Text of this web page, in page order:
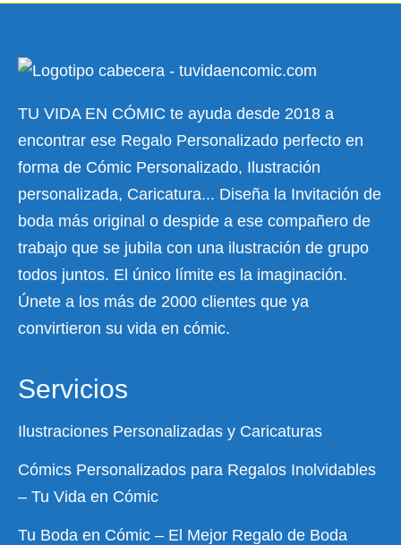
TU VIDA EN CÓMIC te ayuda desde 2018 a
encontrar ese Regalo Personalizado perfecto en
forma de Cómic Personalizado, Ilustración
personalizada, Caricatura... Diseña la Invitación de
boda más original o despide a ese compañero de
trabajo que se jubila con una ilustración de grupo
todos juntos. El único límite es la imaginación.
Únete a los más de 2000 clientes que ya
convirtieron su vida en cómic.
Servicios
Ilustraciones Personalizadas y Caricaturas
Cómics Personalizados para Regalos Inolvidables
– Tu Vida en Cómic
Tu Boda en Cómic – El Mejor Regalo de Boda